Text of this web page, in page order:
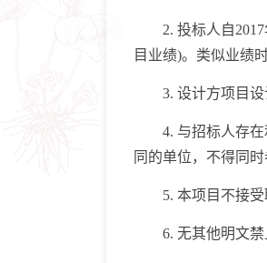
2. 投标人自2017
目业绩)。类似业绩
3. 设计方项目设计
4. 与招标人存在利
同的单位，不得同
5. 本项目不接受
6. 无其他明文禁